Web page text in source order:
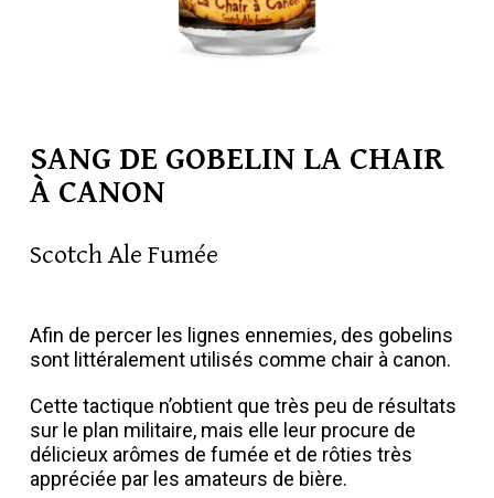
SANG DE GOBELIN LA CHAIR
À CANON
Scotch Ale Fumée
Afin de percer les lignes ennemies, des gobelins
sont littéralement utilisés comme chair à canon.
Cette tactique n’obtient que très peu de résultats
sur le plan militaire, mais elle leur procure de
délicieux arômes de fumée et de rôties très
appréciée par les amateurs de bière.